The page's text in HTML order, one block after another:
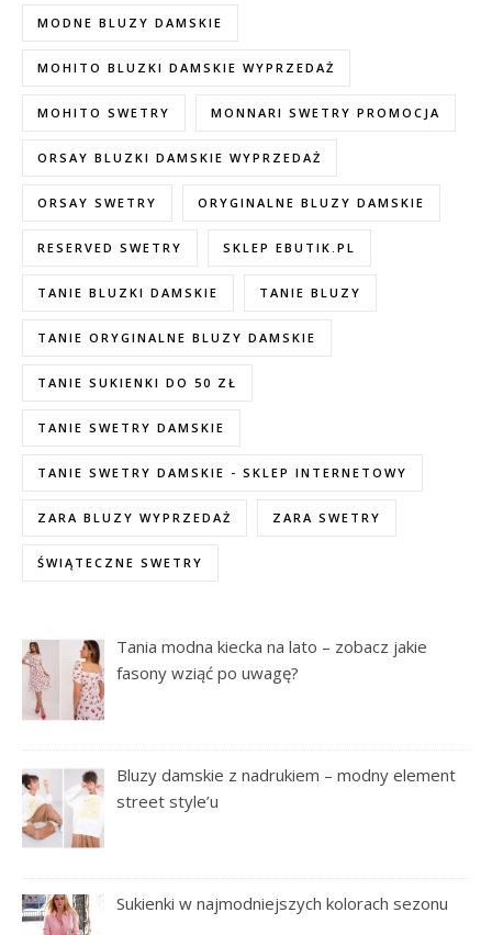
MODNE BLUZY DAMSKIE
MOHITO BLUZKI DAMSKIE WYPRZEDAŻ
MOHITO SWETRY MONNARI SWETRY PROMOCJA
ORSAY BLUZKI DAMSKIE WYPRZEDAŻ
ORSAY SWETRY ORYGINALNE BLUZY DAMSKIE
RESERVED SWETRY SKLEP EBUTIK.PL
TANIE BLUZKI DAMSKIE TANIE BLUZY
TANIE ORYGINALNE BLUZY DAMSKIE
TANIE SUKIENKI DO 50 ZŁ
TANIE SWETRY DAMSKIE
TANIE SWETRY DAMSKIE - SKLEP INTERNETOWY
ZARA BLUZY WYPRZEDAŻ ZARA SWETRY
ŚWIĄTECZNE SWETRY
Tania modna kiecka na lato – zobacz jakie
fasony wziąć po uwagę?
Bluzy damskie z nadrukiem – modny element
street style’u
Sukienki w najmodniejszych kolorach sezonu